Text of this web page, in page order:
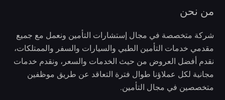
من نحن
شركة متخصصة في مجال إستشارات التأمين ونعمل مع جميع
مقدمي خدمات التأمين الطبي والسيارات والسفر والممتلكات،
نقدم أفضل العروض من حيث الخدمات والسعر، ونقدم خدمات
مجانية لكل عملاؤنا طوال فترة التعاقد عن طريق موظفين
متخصصين في مجال التأمين.